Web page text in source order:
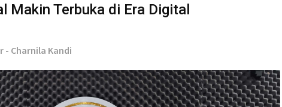
Makin Terbuka di Era Digital
- Charnila Kandi